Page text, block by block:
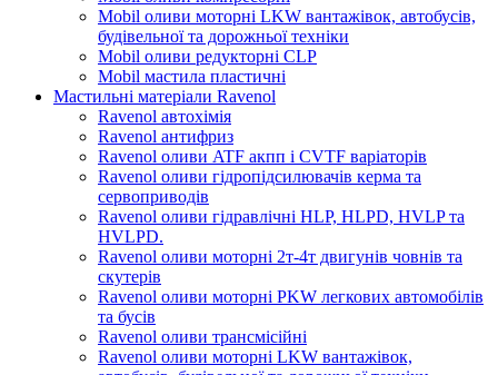
Mobil оливи моторні LKW вантажівок, автобусів,
будівельної та дорожньої техніки
Mobil оливи редукторні CLP
Mobil мастила пластичні
Мастильні матеріали Ravenol
Ravenol автохімія
Ravenol антифриз
Ravenol оливи ATF акпп і CVTF варіаторів
Ravenol оливи гідропідсилювачів керма та
сервоприводів
Ravenol оливи гідравлічні HLP, HLPD, HVLP та
HVLPD.
Ravenol оливи моторні 2т-4т двигунів човнів та
скутерів
Ravenol оливи моторні PKW легкових автомобілів
та бусів
Ravenol оливи трансмісійні
Ravenol оливи моторні LKW вантажівок,